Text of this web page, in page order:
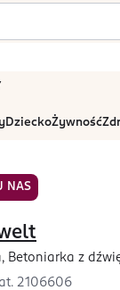
DzieckoŻywność
NAS
Betoniarka z
2106606